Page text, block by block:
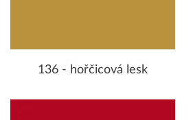
136 - hořčicová lesk